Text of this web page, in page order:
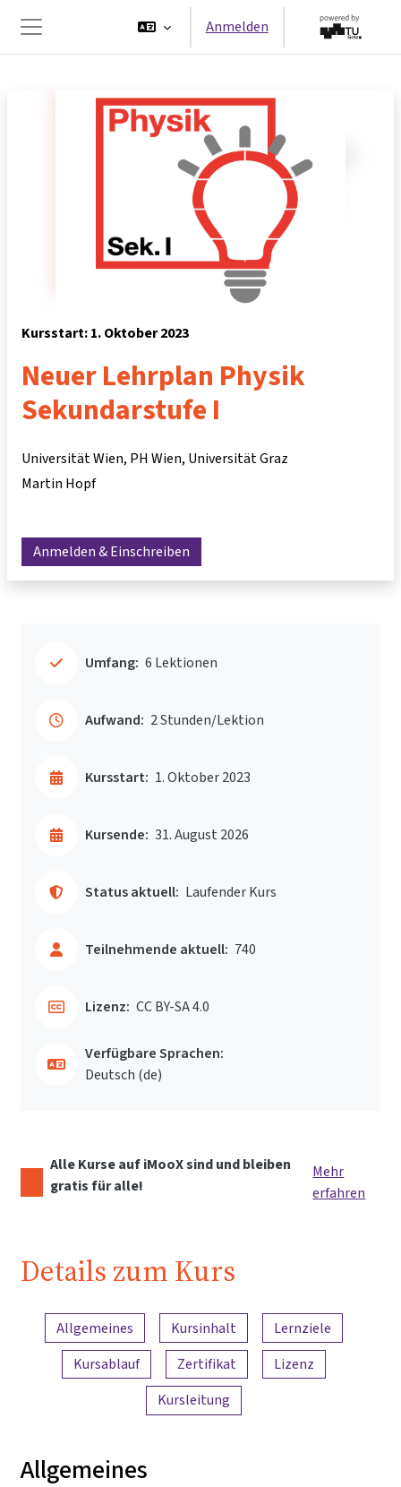
Website-Übersicht
Anmelden
Kursstart: 1. Oktober 2023
Neuer Lehrplan Physik
Sekundarstufe I
Universität Wien, PH Wien, Universität Graz
Martin Hopf
Anmelden & Einschreiben
Umfang: 6 Lektionen
Aufwand: 2 Stunden/Lektion
Kursstart: 1. Oktober 2023
Kursende: 31. August 2026
Status aktuell: Laufender Kurs
Teilnehmende aktuell: 740
Lizenz: CC BY-SA 4.0
Verfügbare Sprachen:
Deutsch ‎(de)‎
Alle Kurse auf iMooX sind und bleiben
gratis für alle!
Mehr
erfahren
Details zum Kurs
Inhaltsübersicht
Allgemeines Kursinhalt
Lernziele
Kursablauf
Zertifikat
Lizenz
Kursleitung
Allgemeines